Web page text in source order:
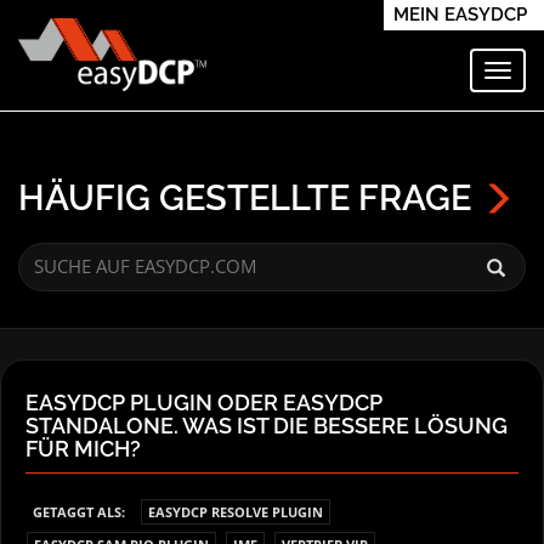
MEIN EASYDCP
HÄUFIG GESTELLTE FRAGE
EASYDCP PLUGIN ODER EASYDCP
STANDALONE. WAS IST DIE BESSERE LÖSUNG
FÜR MICH?
GETAGGT ALS:
EASYDCP RESOLVE PLUGIN